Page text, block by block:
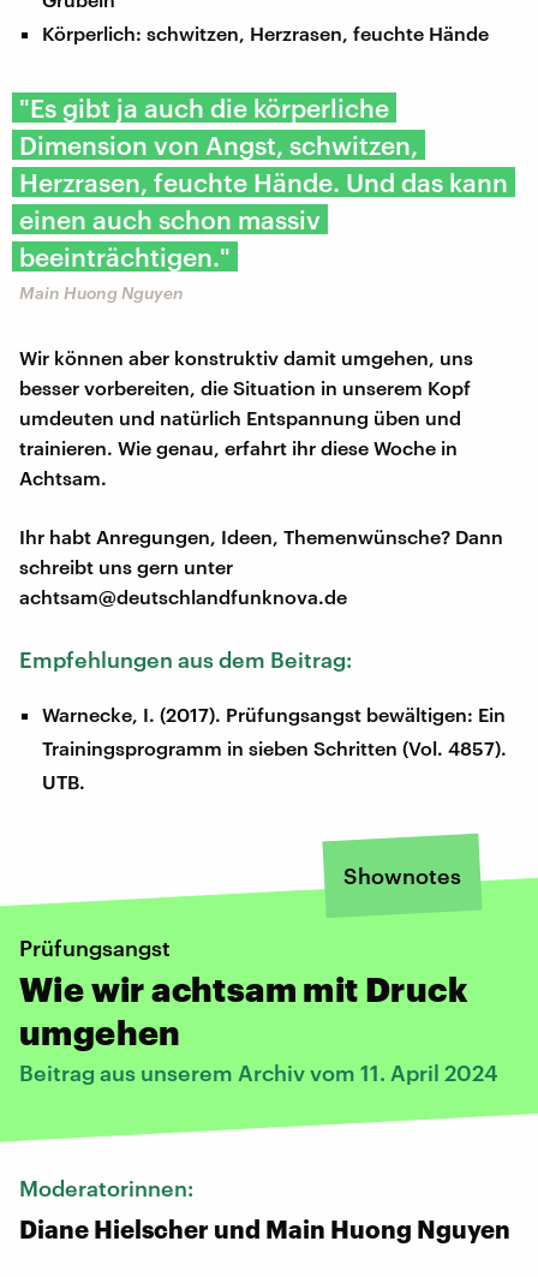
Körperlich: schwitzen, Herzrasen, feuchte Hände
"Es gibt ja auch die körperliche
Dimension von Angst, schwitzen,
Herzrasen, feuchte Hände. Und das kann
einen auch schon massiv
beeinträchtigen."
Main Huong Nguyen
Wir können aber konstruktiv damit umgehen, uns
besser vorbereiten, die Situation in unserem Kopf
umdeuten und natürlich Entspannung üben und
trainieren. Wie genau, erfahrt ihr diese Woche in
Achtsam.
Ihr habt Anregungen, Ideen, Themenwünsche? Dann
schreibt uns gern unter
achtsam@deutschlandfunknova.de
Empfehlungen aus dem Beitrag:
Warnecke, I. (2017). Prüfungsangst bewältigen: Ein
Trainingsprogramm in sieben Schritten (Vol. 4857).
UTB.
Shownotes
Prüfungsangst
Wie wir achtsam mit Druck
umgehen
Beitrag aus unserem Archiv vom 11. April 2024
Moderatorinnen:
Diane Hielscher und Main Huong Nguyen